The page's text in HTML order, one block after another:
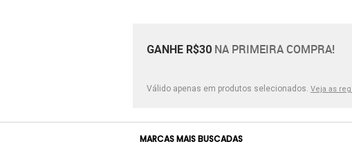
GANHE R$30 NA PRIMEIRA COMPRA!
Válido apenas em produtos selecionados. Veja as
MARCAS MAIS BUSCADAS